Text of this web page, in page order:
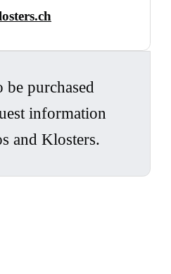
be purchased
information
and Klosters.